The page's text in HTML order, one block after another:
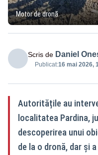
Motor de dronă
Scris de Daniel
Publicat:16 mai 2026,
Autoritățile au
localitatea Pardina,
descoperirea unui
de la o dronă, dar și